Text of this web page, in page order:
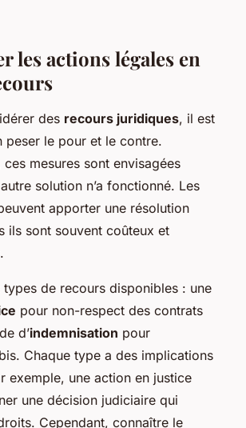
les actions légales en
des recours juridiques, il est
peser le pour et le contre.
ces mesures sont envisagées
solution n’a fonctionné. Les
apporter une résolution
ils sont souvent coûteux et
types de recours disponibles : une
pour non-respect des contrats
d’indemnisation pour
Chaque type a des implications
exemple, une action en justice
une décision judiciaire qui
Cependant, connaître le